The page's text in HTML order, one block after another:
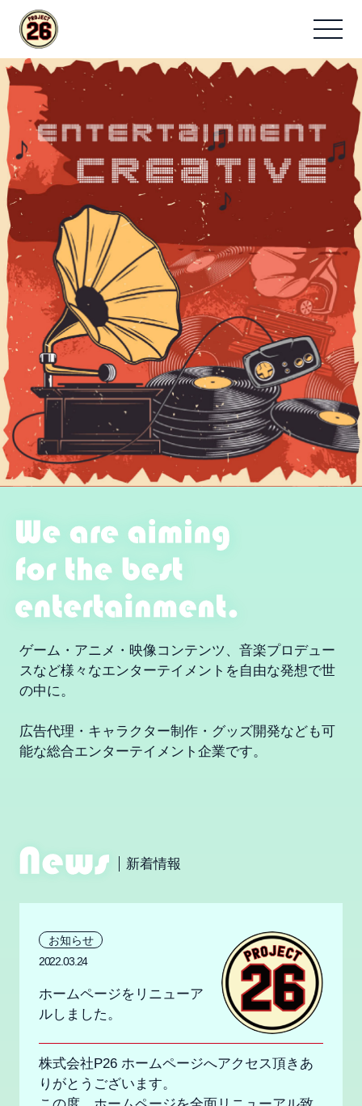
ゲーム・アニメ・映像コンテンツ、音楽プロデュー
スなど様々なエンターテイメントを自由な発想で世
の中に。
広告代理・キャラクター制作・グッズ開発なども可
能な総合エンターテイメント企業です。
新着情報
お知らせ
2022.03.24
ホームページをリニューア
ルしました。
株式会社P26 ホームページへアクセス頂きあ
りがとうございます。